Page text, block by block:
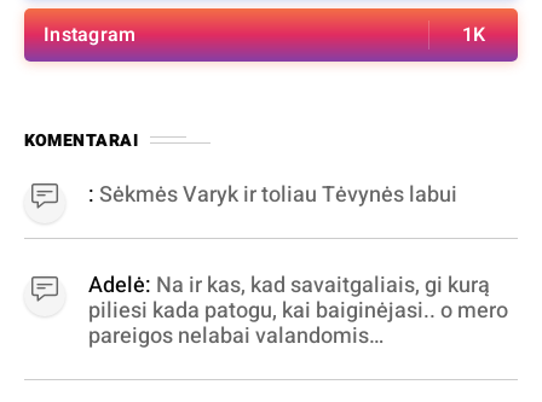
Instagram 1K
KOMENTARAI
:Sėkmės Varyk ir toliau Tėvynės labui
Adelė: Na ir kas, kad savaitgaliais, gi kurą
piliesi kada patogu, kai baiginėjasi.. o mero
pareigos nelabai valandomis
virpinimas, ieškokit kur milijonus vagia